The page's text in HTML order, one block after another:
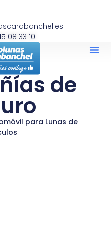
08 33 10
de
para Lunas de